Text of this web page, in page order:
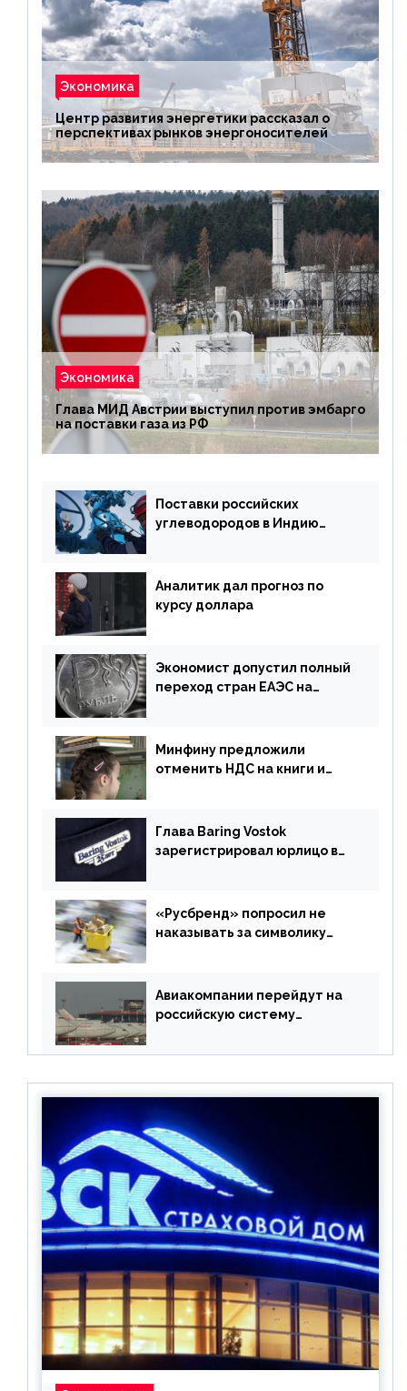
Экономика
Центр развития энергетики рассказал о
перспективах рынков энергоносителей
Экономика
Глава МИД Австрии выступил против эмбарго
на поставки газа из РФ
Поставки российских
углеводородов в Индию
Аналитик дал прогноз по
курсу доллара
Экономист допустил полный
переход стран ЕАЭС на
Минфину предложили
отменить НДС на книги и
Глава Baring Vostok
зарегистрировал юрлицо в
«Русбренд» попросил не
наказывать за символику
Авиакомпании перейдут на
российскую систему